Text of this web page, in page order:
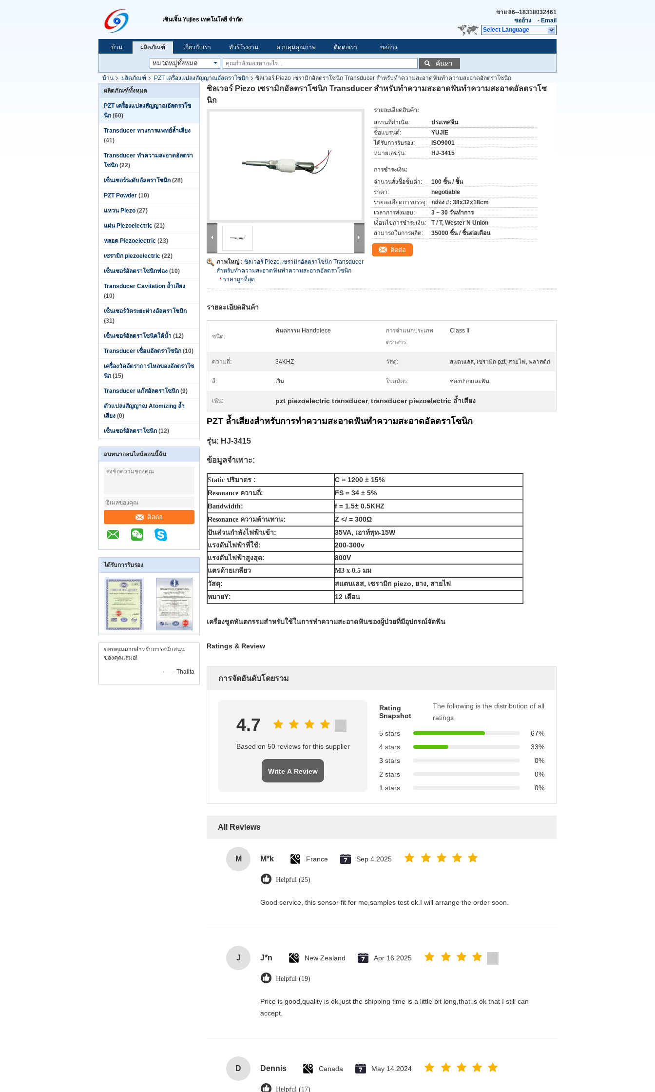
เซินเจิ้น Yujies เทคโนโลยี จำกัด
ขาย 86--18318032461
ขออ้าง
- Email
Select Language
บ้าน ผลิตภัณฑ์ เกี่ยวกับเรา ทัวร์โรงงาน ควบคุมคุณภาพ ติดต่อเรา ขออ้าง
ค้นหา
บ้าน ผลิตภัณฑ์ PZT เครื่องแปลงสัญญาณอัลตราโซนิก
ซิลเวอร์ Piezo เซรามิกอัลตราโซนิก Transducer สำหรับทำความสะอาดฟันทำความสะอาดอัลตราโซนิก
ผลิตภัณฑ์ทั้งหมด
PZT เครื่องแปลงสัญญาณอัลตราโซ
นิก (60)
Transducer ทางการแพทย์ล้ำเสียง
(41)
Transducer ทำความสะอาดอัลตรา
โซนิก (22)
เซ็นเซอร์ระดับอัลตราโซนิก (28)
PZT Powder (10)
แหวน Piezo (27)
แผ่น Piezoelectric (21)
หลอด Piezoelectric (23)
เซรามิก piezoelectric (22)
เซ็นเซอร์อัลตราโซนิกฟอง (10)
Transducer Cavitation ล้ำเสียง
(10)
เซ็นเซอร์วัดระยะห่างอัลตราโซนิก
(31)
เซ็นเซอร์อัลตราโซนิคใต้น้ำ (12)
Transducer เชื่อมอัลตราโซนิก (10)
เครื่องวัดอัตราการไหลของอัลตราโซ
นิก (15)
Transducer แก๊สอัลตราโซนิก (9)
ตัวแปลงสัญญาณ Atomizing ล้ำ
เสียง (0)
เซ็นเซอร์อัลตราโซนิก (12)
สนทนาออนไลน์ตอนนี้ฉัน
ติดต่อ
ได้รับการรับรอง
ขอบคุณมากสำหรับการสนับสนุน
ของคุณเสมอ!
—— Thalita
ซิลเวอร์ Piezo เซรามิกอัลตราโซนิก Transducer สำหรับทำความสะอาดฟันทำความสะอาดอัลตราโซ
นิก
ภาพใหญ่ : ซิลเวอร์ Piezo เซรามิกอัลตราโซนิก Transducer
สำหรับทำความสะอาดฟันทำความสะอาดอัลตราโซนิก
ราคาถูกที่สุด
รายละเอียดสินค้า:
สถานที่กำเนิด:
ประเทศจีน
ชื่อแบรนด์:
YUJIE
ได้รับการรับรอง:
ISO9001
หมายเลขรุ่น:
HJ-3415
การชำระเงิน:
จำนวนสั่งซื้อขั้นต่ำ:
100 ชิ้น / ชิ้น
ราคา:
negotiable
รายละเอียดการบรรจุ:
กล่อง #: 38x32x18cm
เวลาการส่งมอบ:
3 ~ 30 วันทำการ
เงื่อนไขการชำระเงิน:
T / T, Wester N Union
สามารถในการผลิต:
35000 ชิ้น / ชิ้นต่อเดือน
ติดต่อ
รายละเอียดสินค้า
ชนิด:
ทันตกรรม Handpiece
การจำแนกประเภท
ตราสาร:
Class II
ความถี่: 34KHZ วัสดุ: สแตนเลส, เซรามิก pzt, สายไฟ, พลาสติก
สี: เงิน ใบสมัคร: ช่องปากและฟัน
เน้น: pzt piezoelectric transducer, transducer piezoelectric ล้ำเสียง
PZT ล้ำเสียงสำหรับการทำความสะอาดฟันทำความสะอาดอัลตราโซนิก
รุ่น: HJ-3415
ข้อมูลจำเพาะ:
Static ปริมาตร : C = 1200 ± 15%
Resonance ความถี่:
FS = 34 ± 5%
Bandwidth: f = 1.5± 0.5KHZ
Resonance ความต้านทาน:
Z </ = 300Ω
ปันส่วนกำลังไฟฟ้าเข้า:
35VA, เอาท์พุท-15W
แรงดันไฟฟ้าที่ใช้:
200-300v
แรงดันไฟฟ้าสูงสุด:
800V
แตรด้ายเกลียว
M3 x 0.5 มม
วัสดุ: สแตนเลส, เซรามิก piezo, ยาง, สายไฟ
หมายY: 12 เดือน
เครื่องขูดทันตกรรมสำหรับใช้ในการทำความสะอาดฟันของผู้ป่วยที่มีอุปกรณ์จัดฟัน
Ratings & Review
การจัดอันดับโดยรวม
4.7
Based on 50 reviews for this supplier
Write A Review
Rating
Snapshot
The following is the distribution of all
ratings
5 stars
67%
4 stars
33%
3 stars
0%
2 stars
0%
1 stars
0%
All Reviews
M M*k France Sep 4.2025
Helpful (25)
Good service, this sensor fit for me,samples test ok.I will arrange the order soon.
J J*n New Zealand Apr 16.2025
Helpful (19)
Price is good,quality is ok,just the shipping time is a little bit long,that is ok that I still can
accept.
D Dennis Canada May 14.2024
Helpful (17)